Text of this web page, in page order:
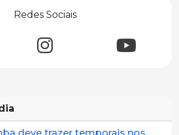
Redes Sociais